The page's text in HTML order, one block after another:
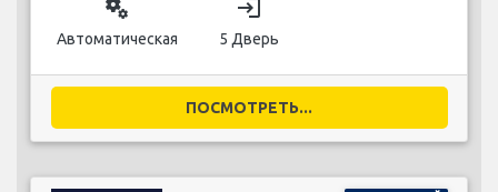
miscellaneous_services
Автоматическая
login
5 Дверь
ПОСМОТРЕТЬ...